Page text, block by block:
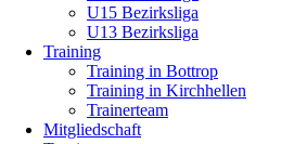
U15 Bezirksliga
U13 Bezirksliga
Training
Training in Bottrop
Training in Kirchhellen
Trainerteam
Mitgliedschaft